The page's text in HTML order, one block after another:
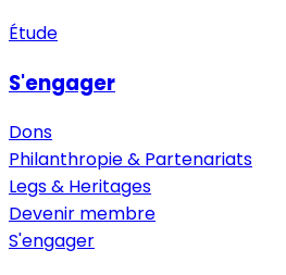
Étude
S'engager
Dons
Philanthropie & Partenariats
Legs & Heritages
Devenir membre
S'engager